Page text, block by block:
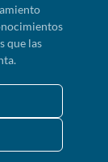
que las